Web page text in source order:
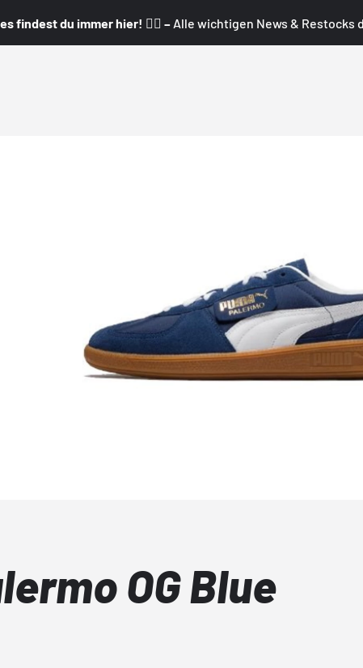
findest du immer hier! 👇🏼 – Alle wichtigen News & Restocks
OG Blue